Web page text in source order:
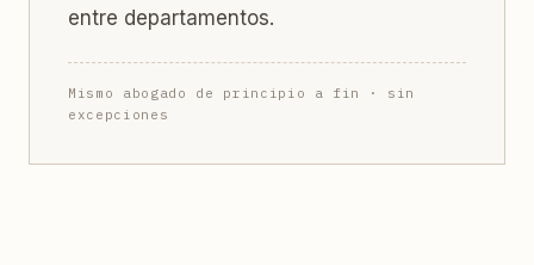
entre departamentos.
Mismo abogado de principio a fin · sin
excepciones